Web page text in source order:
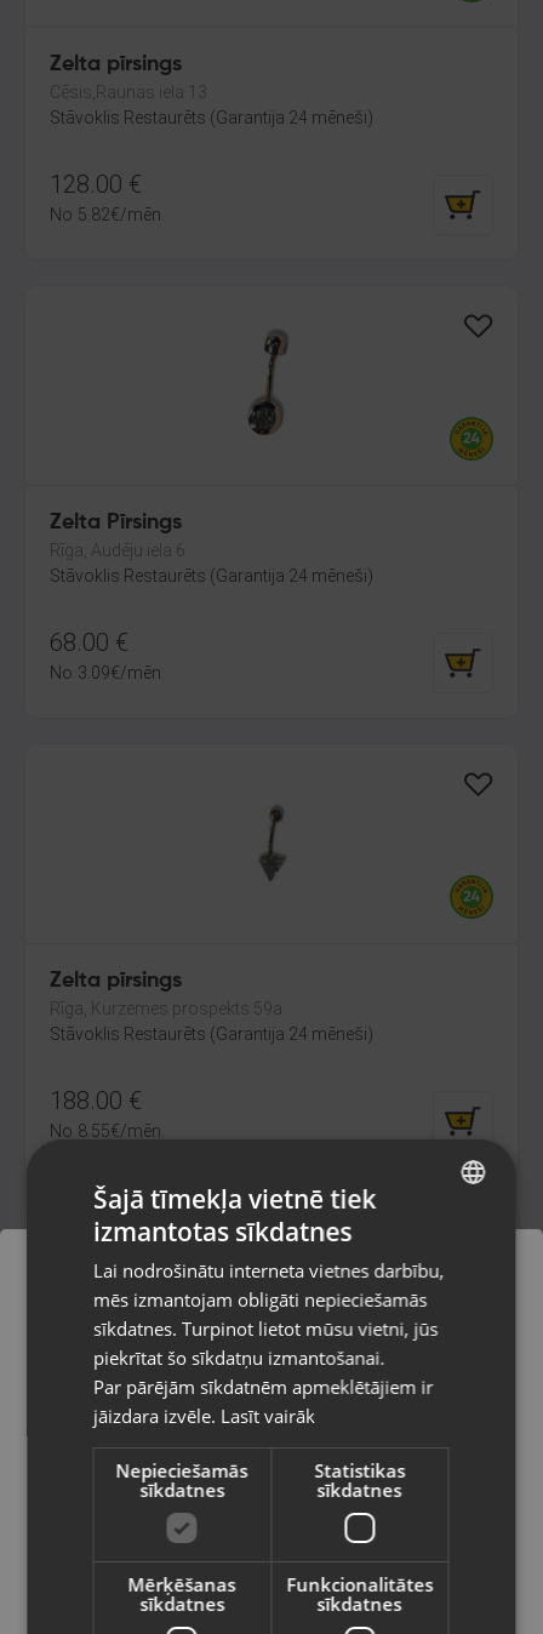
Zelta pīrsings
Cēsis,Raunas iela 13
Stāvoklis Restaurēts (Garantija 24 mēneši)
128.00 €
No 5.82€/mēn.
Zelta Pīrsings
Rīga, Audēju iela 6
Stāvoklis Restaurēts (Garantija 24 mēneši)
68.00 €
No 3.09€/mēn.
Zelta pīrsings
Rīga, Kurzemes prospekts 59a
Stāvoklis Restaurēts (Garantija 24 mēneši)
188.00 €
No 8.55€/mēn.
Rīga, Parādes iela 4
Stāvoklis Restaurēts (Garantija 24 mēneši)
353.00€
€/mēn.
Pasūtījumi tiks piegādāti uz
izvēlēto valsti
Vietnes saturs būs attēlots izvēlētajā
valodā
Valsts
RUSSIAN
Šajā tīmekļa vietnē tiek
izmantotas sīkdatnes
Lai nodrošinātu interneta vietnes darbību,
mēs izmantojam obligāti nepieciešamās
sīkdatnes. Turpinot lietot mūsu vietni, jūs
piekrītat šo sīkdatņu izmantošanai.
Par pārējām sīkdatnēm apmeklētājiem ir
jāizdara izvēle. Lasīt vairāk
Nepieciešamās
sīkdatnes
Statistikas
sīkdatnes
Mērķēšanas
sīkdatnes
Funkcionalitātes
sīkdatnes